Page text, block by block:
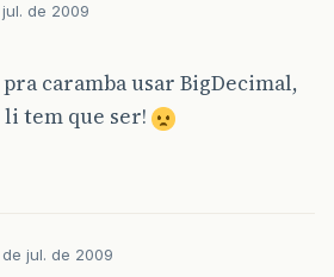
de 2009
caramba usar BigDecimal,
li tem que ser!
jul. de 2009